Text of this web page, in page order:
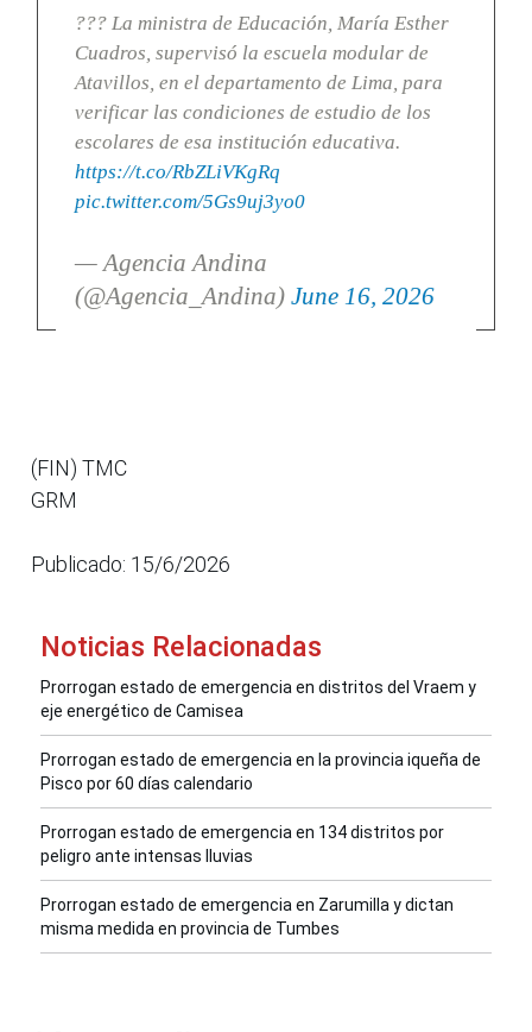
??? La ministra de Educación, María Esther
Cuadros, supervisó la escuela modular de
Atavillos, en el departamento de Lima, para
verificar las condiciones de estudio de los
escolares de esa institución educativa.
https://t.co/RbZLiVKgRq
pic.twitter.com/5Gs9uj3yo0
— Agencia Andina
(@Agencia_Andina) June 16, 2026
(FIN) TMC
GRM
Publicado: 15/6/2026
Noticias Relacionadas
Prorrogan estado de emergencia en distritos del Vraem y
eje energético de Camisea
Prorrogan estado de emergencia en la provincia iqueña de
Pisco por 60 días calendario
Prorrogan estado de emergencia en 134 distritos por
peligro ante intensas lluvias
Prorrogan estado de emergencia en Zarumilla y dictan
misma medida en provincia de Tumbes